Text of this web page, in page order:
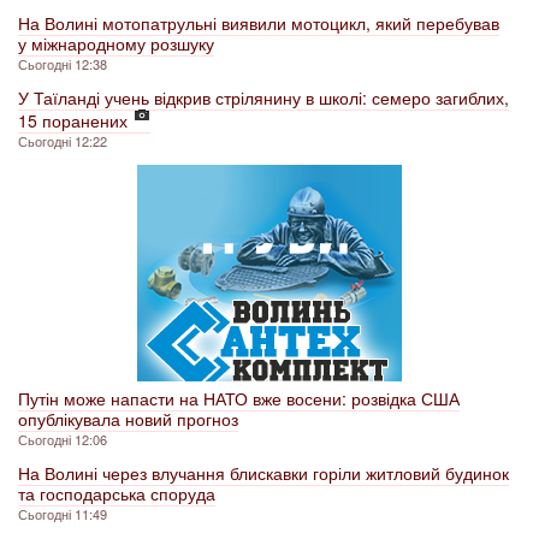
На Волині мотопатрульні виявили мотоцикл, який перебував
у міжнародному розшуку
Сьогодні 12:38
У Таїланді учень відкрив стрілянину в школі: семеро загиблих,
15 поранених
Сьогодні 12:22
Путін може напасти на НАТО вже восени: розвідка США
опублікувала новий прогноз
Сьогодні 12:06
На Волині через влучання блискавки горіли житловий будинок
та господарська споруда
Сьогодні 11:49